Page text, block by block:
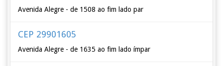
Avenida Alegre - de 1508 ao fim lado par
CEP 29901605
Avenida Alegre - de 1635 ao fim lado ímpar